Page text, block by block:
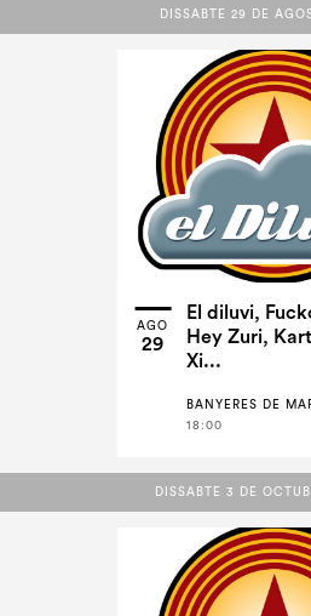
DISSABTE 29 DE
DISSABTE 29 DE
AGO
29
El diluvi,
Hey Zuri,
Xi...
BANYERES DE
18:00
DISSABTE 3 DE
DISSABTE 3 DE